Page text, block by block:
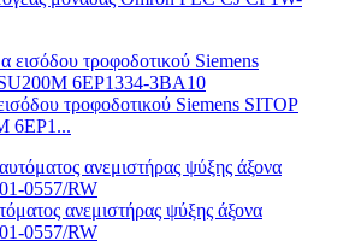
τροφοδοτικού Siemens SITOP
6EP1...
ανεμιστήρας ψύξης άξονα
0557/RW